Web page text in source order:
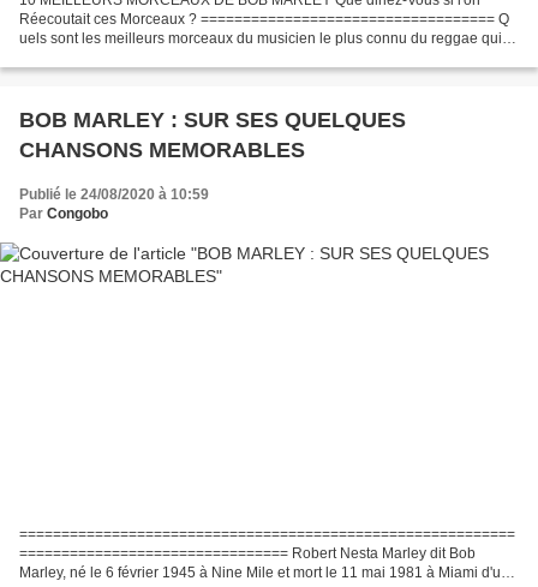
Réecoutait ces Morceaux ? =================================== Q
uels sont les meilleurs morceaux du musicien le plus connu du reggae qui a
BOB MARLEY : SUR SES QUELQUES
CHANSONS MEMORABLES
Publié le 24/08/2020 à 10:59
Par Congobo
===========================================================
================================ Robert Nesta Marley dit Bob
Marley, né le 6 février 1945 à Nine Mile et mort le 11 mai 1981 à Miami d'un